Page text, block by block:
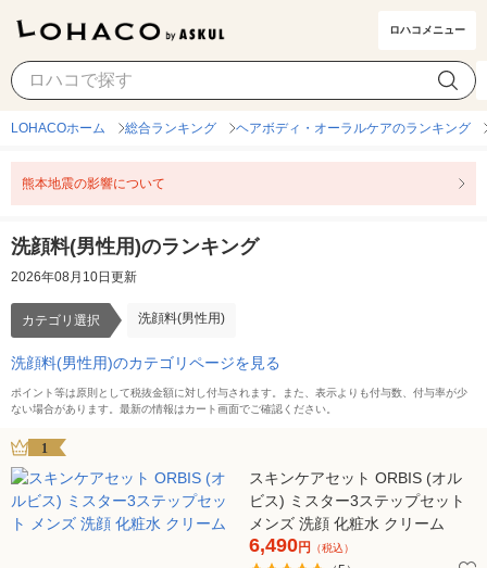
ロハコメニュー
洗顔料(男性用) カテゴリ選択
LOHACOホーム 総合ランキング ヘアボディ・オーラルケアのランキング
熊本地震の影響について
洗顔料(男性用)のランキング
2026年08月10日更新
カテゴリ選択 洗顔料(男性用)
洗顔料(男性用)のカテゴリページを見る
ポイント等は原則として税抜金額に対し付与されます。また、表示よりも付与数、付与率が少
ない場合があります。最新の情報はカート画面でご確認ください。
1
スキンケアセット ORBIS (オル
ビス) ミスター3ステップセット
メンズ 洗顔 化粧水 クリーム
6,490円 （税込）